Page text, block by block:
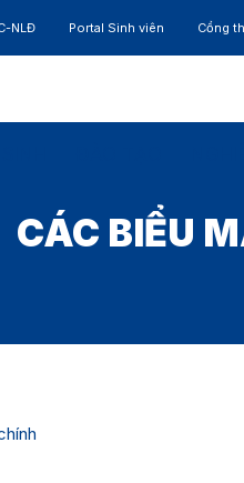
NLĐ Portal Sinh viên Cổng
CÁC BIỂU